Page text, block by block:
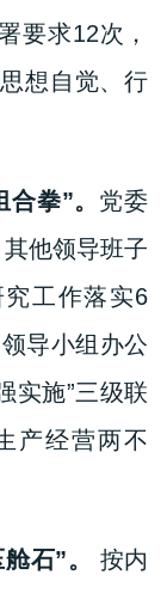
要求12次，
想自觉、行
拳”。 党委
他领导班子
究工作落实6
导小组办公
实施”三级联
产经营两不
石”。
按内